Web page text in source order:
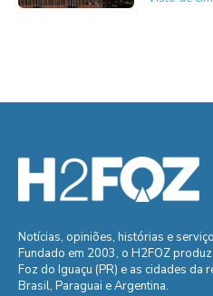
Notícias, opiniões, histórias e
Fundado em 2003, o H2FOZ
Foz do Iguaçu (PR) e as cidades
Brasil, Paraguai e Argentina.